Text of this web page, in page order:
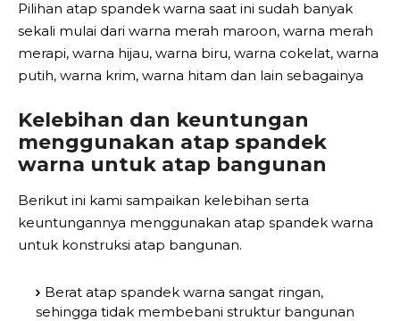
Pilihan atap spandek warna saat ini sudah banyak
sekali mulai dari warna merah maroon, warna merah
merapi, warna hijau, warna biru, warna cokelat, warna
putih, warna krim, warna hitam dan lain sebagainya
Kelebihan dan keuntungan
menggunakan atap spandek
warna untuk atap bangunan
Berikut ini kami sampaikan kelebihan serta
keuntungannya menggunakan atap spandek warna
untuk konstruksi atap bangunan.
Berat atap spandek warna sangat ringan,
sehingga tidak membebani struktur bangunan